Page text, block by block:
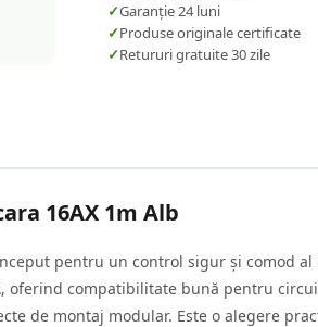
✓Garanție 24 luni
✓Produse originale certificate
✓Retururi gratuite 30 zile
16AX 1m Alb
pentru un control sigur și comod
oferind compatibilitate bună pentru
de montaj modular. Este o alegere